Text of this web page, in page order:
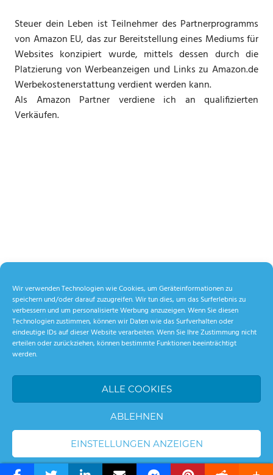
Wir verwenden Technologien wie Cookies, um Geräteinformationen zu
speichern und/oder darauf zuzugreifen. Wir tun dies, um das Surferlebnis zu
verbessern und um personalisierte Werbung anzuzeigen. Wenn Sie diesen
Technologien zustimmen, können wir Daten wie das Surfverhalten oder
eindeutige IDs auf dieser Website verarbeiten. Wenn Sie Ihre Zustimmung nicht
erteilen oder zurückziehen, können bestimmte Funktionen beeinträchtigt
werden.
ALLE COOKIES
ABLEHNEN
EINSTELLUNGEN ANZEIGEN
Cookie-Richtlinie Datenschutzerklärung
Steuer dein Leben ist Teilnehmer des Partnerprogramms
von Amazon EU, das zur Bereitstellung eines Mediums für
Websites konzipiert wurde, mittels dessen durch die
Platzierung von Werbeanzeigen und Links zu Amazon.de
Werbekostenerstattung verdient werden kann.
Als Amazon Partner verdiene ich an qualifizierten
Verkäufen.
WordPress Theme: Palm Beach by ThemeZee.